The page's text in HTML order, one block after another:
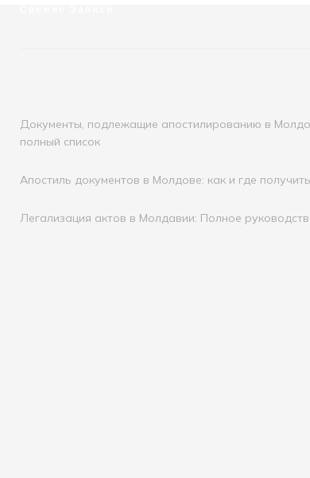
Документы, подлежащие апостилированию в
полный список
Апостиль документов в Молдове: как и где получить
Легализация актов в Молдавии: Полное